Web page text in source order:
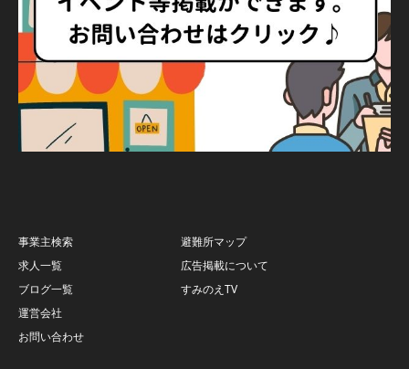
事業主検索
避難所マップ
求人一覧
広告掲載について
ブログ一覧
すみのえTV
運営会社
お問い合わせ